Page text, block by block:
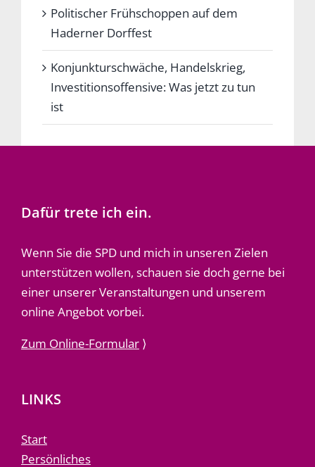
Politischer Frühschoppen auf dem
Haderner Dorffest
Konjunkturschwäche, Handelskrieg,
Investitionsoffensive: Was jetzt zu tun
ist
Dafür trete ich ein.
Wenn Sie die SPD und mich in unseren Zielen
unterstützen wollen, schauen sie doch gerne bei
einer unserer Veranstaltungen und unserem
online Angebot vorbei.
Zum Online-Formular ⟩
LINKS
Start
Persönliches